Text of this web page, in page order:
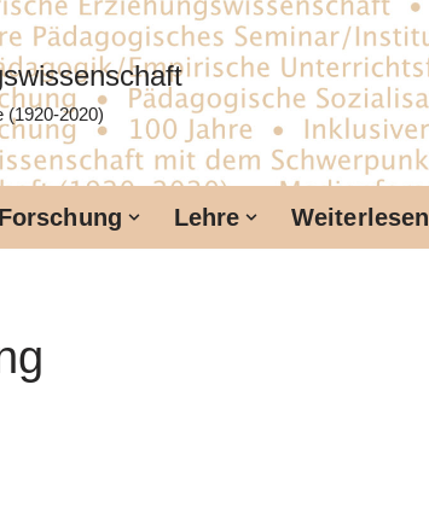
(1920-2020)
Forschung Lehre Weiterlesen